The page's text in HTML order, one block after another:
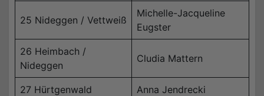
25 Nideggen / Vettweiß
Michelle-Jacqueline
Eugster
26 Heimbach /
Nideggen
Cludia Mattern
27 Hürtgenwald Anna Jendrecki